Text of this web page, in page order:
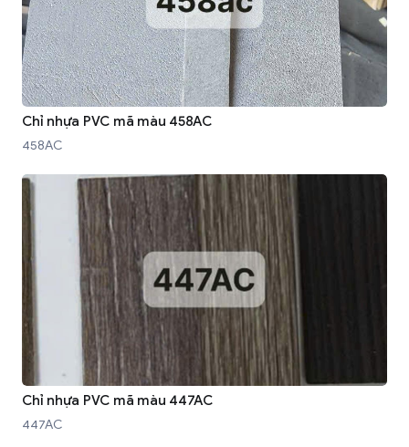
Chỉ nhựa PVC mã màu 458AC
458AC
Chỉ nhựa PVC mã màu 447AC
447AC